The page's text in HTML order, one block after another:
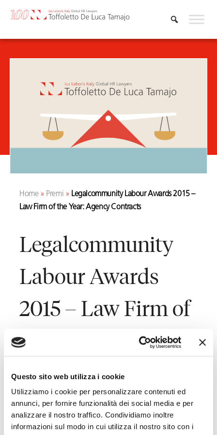
Questo sito web utilizza i cookie
Utilizziamo i cookie per personalizzare contenuti ed
annunci, per fornire funzionalità dei social media e per
analizzare il nostro traffico. Condividiamo inoltre
informazioni sul modo in cui utilizza il nostro sito con i
Home» Premi » Legalcommunity Labour Awards 2015 –
Law Firm of the Year: Agency Contracts
Legalcommunity
Labour Awards
2015 – Law Firm of
the Year: Agency
Contracts
Last Updated on September 29, 2015